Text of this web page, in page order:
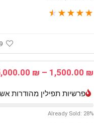
★
★
★
★
★
1,500.00 ₪
–
₪
פרשיות תפילין מהודרות
Already Sold: 28%